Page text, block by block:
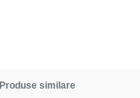
Produse similare